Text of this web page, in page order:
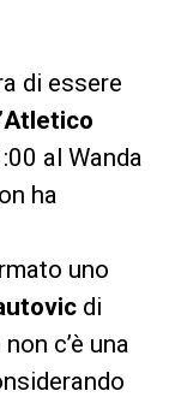
di essere
Atletico
al Wanda
ha
uno
di
c’è una